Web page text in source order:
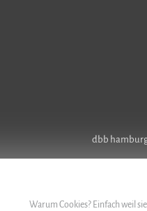
dbb
Warum Cookies? Einfach weil